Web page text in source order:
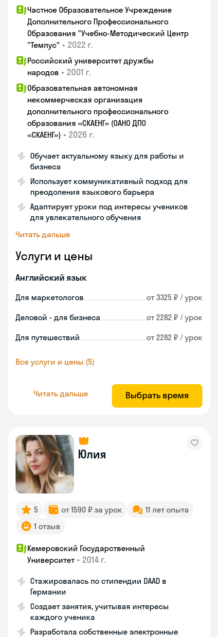
Частное Образовательное Учреждение
Дополнительного Профессионального
Образования "Учебно-Методический Центр
"Темпус" • 2022 г.
Российский университет дружбы
народов • 2001 г.
Образовательная автономная
некоммерческая организация
дополнительного профессионального
образования «СКАЕНГ» (ОАНО ДПО
«СКАЕНГ») • 2026 г.
Обучает актуальному языку для работы и
бизнеса
Использует коммуникативный подход для
преодоления языкового барьера
Адаптирует уроки под интересы учеников
для увлекательного обучения
Читать дальше
Услуги и цены
Английский язык
Для маркетологов от 3325 ₽ / урок
Деловой - для бизнеса от 2282 ₽ / урок
Для путешествий от 2282 ₽ / урок
Все услуги и цены (5)
Читать дальше Выбрать время
Юлия
5 от 1590 ₽ за урок
11 лет опыта
1 отзыв
Кемеровский Государственный
Университет • 2014 г.
Стажировалась по стипендии DAAD в
Германии
Создает занятия, учитывая интересы
каждого ученика
Разработала собственные электронные